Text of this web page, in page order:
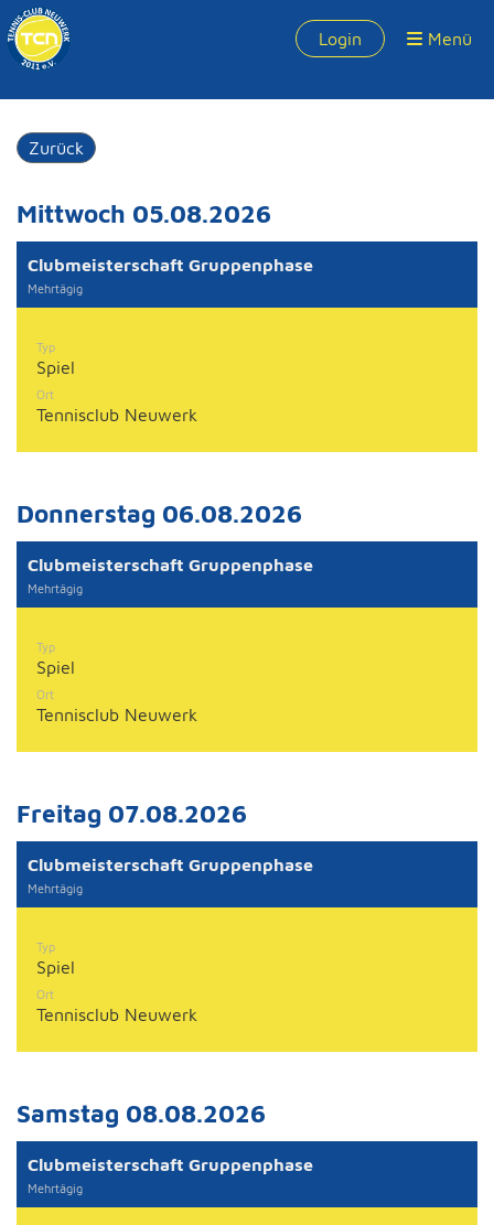
Login Menü
Zurück
Mittwoch 05.08.2026
Clubmeisterschaft Gruppenphase
Mehrtägig
Typ
Spiel
Ort
Tennisclub Neuwerk
Donnerstag 06.08.2026
Clubmeisterschaft Gruppenphase
Mehrtägig
Typ
Spiel
Ort
Tennisclub Neuwerk
Freitag 07.08.2026
Clubmeisterschaft Gruppenphase
Mehrtägig
Typ
Spiel
Ort
Tennisclub Neuwerk
Samstag 08.08.2026
Clubmeisterschaft Gruppenphase
Mehrtägig